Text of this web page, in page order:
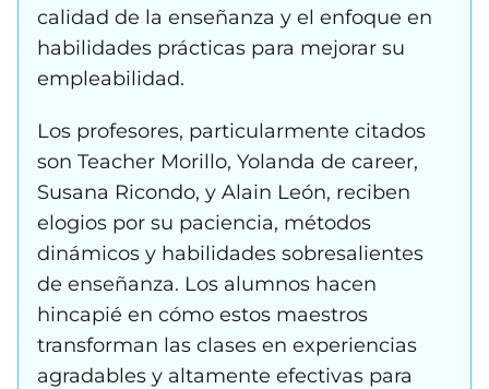
calidad de la enseñanza y el enfoque en
habilidades prácticas para mejorar su
empleabilidad.
Los profesores, particularmente citados
son Teacher Morillo, Yolanda de career,
Susana Ricondo, y Alain León, reciben
elogios por su paciencia, métodos
dinámicos y habilidades sobresalientes
de enseñanza. Los alumnos hacen
hincapié en cómo estos maestros
transforman las clases en experiencias
agradables y altamente efectivas para